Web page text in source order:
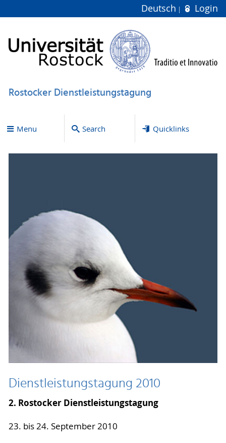
Deutsch Login
Rostocker Dienstleistungstagung
Menu Search Quicklinks
Dienstleistungstagung 2010
2. Rostocker Dienstleistungstagung
23. bis 24. September 2010